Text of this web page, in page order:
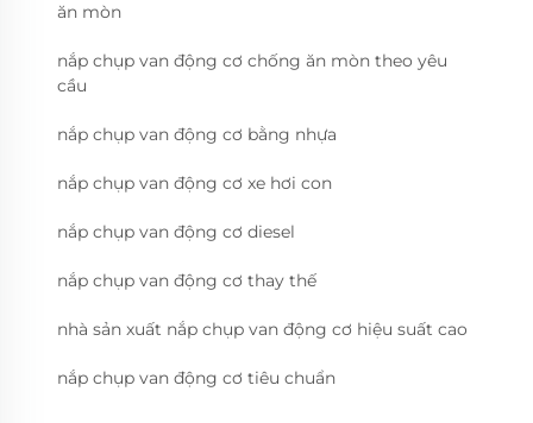
ăn mòn
nắp chụp van động cơ chống ăn mòn theo yêu
cầu
nắp chụp van động cơ bằng nhựa
nắp chụp van động cơ xe hơi con
nắp chụp van động cơ diesel
nắp chụp van động cơ thay thế
nhà sản xuất nắp chụp van động cơ hiệu suất cao
nắp chụp van động cơ tiêu chuẩn